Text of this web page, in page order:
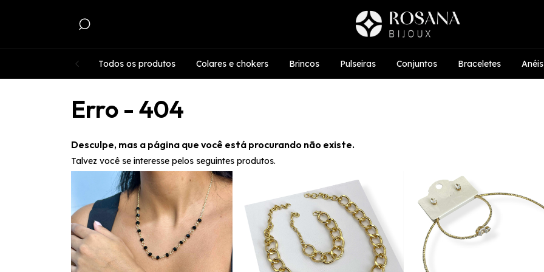
Todos os produtos Colares e chokers Brincos Pulseiras Conjuntos Braceletes Anéis
Erro - 404
Desculpe, mas a página que você está procurando não existe.
Talvez você se interesse pelos seguintes produtos.